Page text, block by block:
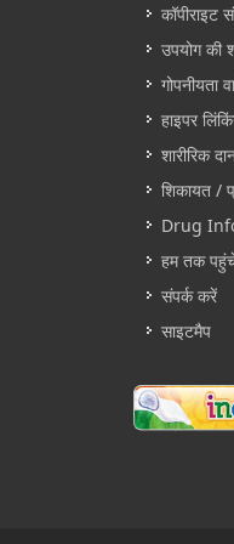
कॉपीराइट
उपयोग की
गोपनीयता
हाइपर
शारीरिक
शिकायत /
Drug
हम तक
संपर्क करें
साइटमैप